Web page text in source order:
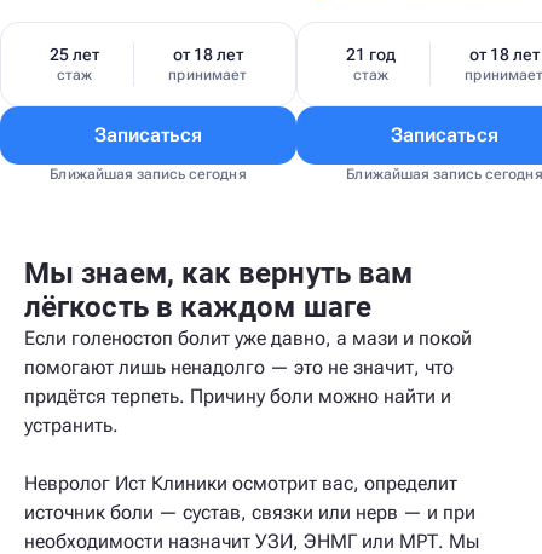
25 лет
стаж
от 18 лет
принимает
Записаться
Ближайшая запись сегодня
21 год
стаж
от 18 лет
принимает
Записаться
Ближайшая запись сегодня
Мы знаем, как вернуть вам
лёгкость в каждом шаге
Если голеностоп болит уже давно, а мази и покой
помогают лишь ненадолго — это не значит, что
придётся терпеть. Причину боли можно найти и
устранить.
Невролог Ист Клиники осмотрит вас, определит
источник боли — сустав, связки или нерв — и при
необходимости назначит УЗИ, ЭНМГ или МРТ. Мы